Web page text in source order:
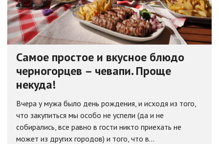
Самое простое и вкусное блюдо
черногорцев – чевапи. Проще
некуда!
Вчера у мужа было день рождения, и исходя из того,
что закупиться мы особо не успели (да и не
собирались, все равно в гости никто приехать не
может из других городов) и того, что в...